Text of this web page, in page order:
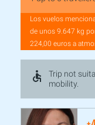
Los vuelos
de unos 9.647 kg
224,00 euros a
Trip not
mobility.